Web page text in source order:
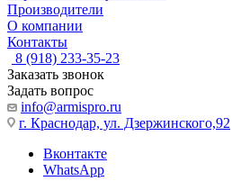
Производители
О компании
Контакты
8 (918) 233-35-23
Заказать звонок
Задать вопрос
info@armispro.ru
г. Краснодар, ул. Дзержинского,92
Вконтакте
WhatsApp